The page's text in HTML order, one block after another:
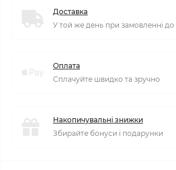
Доставка
У той же день при замовленні до
Оплата
Сплачуйте швидко та зручно
Накопичувальні знижки
Збирайте бонуси і подарунки